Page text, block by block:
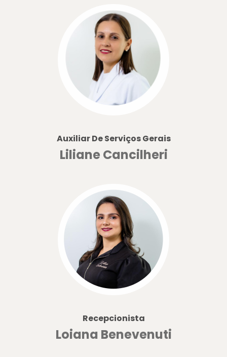
Auxiliar De Serviços Gerais
Liliane Cancilheri
Recepcionista
Loiana Benevenuti